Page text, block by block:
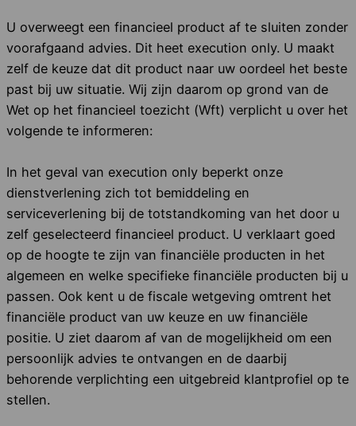
U overweegt een financieel product af te sluiten zonder
voorafgaand advies. Dit heet execution only. U maakt
zelf de keuze dat dit product naar uw oordeel het beste
past bij uw situatie. Wij zijn daarom op grond van de
Wet op het financieel toezicht (Wft) verplicht u over het
volgende te informeren:
In het geval van execution only beperkt onze
dienstverlening zich tot bemiddeling en
serviceverlening bij de totstandkoming van het door u
zelf geselecteerd financieel product. U verklaart goed
op de hoogte te zijn van financiële producten in het
algemeen en welke specifieke financiële producten bij u
passen. Ook kent u de fiscale wetgeving omtrent het
financiële product van uw keuze en uw financiële
positie. U ziet daarom af van de mogelijkheid om een
persoonlijk advies te ontvangen en de daarbij
behorende verplichting een uitgebreid klantprofiel op te
stellen.